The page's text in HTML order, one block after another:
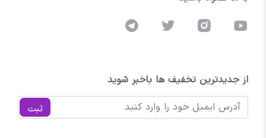
از جدیدترین تخفیف ها باخبر شوید
ثبت